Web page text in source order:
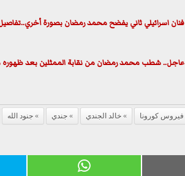
فنان اسرائيلي ثاني يفضح محمد رمضان بصورة
عاجل.. شطب محمد رمضان من نقابة الممثلين بعد ظهوره
فيروس كورونا خالد الجندي جندي جنود الله